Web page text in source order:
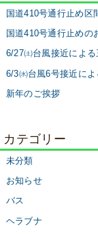
国道410号通行止め区
国道410号通行止めの
6/27㈯台風接近によ
6/3㈬台風6号接近に
新年のご挨拶
カテゴリー
未分類
お知らせ
バス
ヘラブナ